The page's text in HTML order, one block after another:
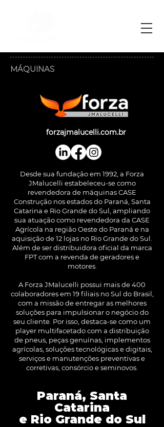
MÁQUINAS
forzajmalucelli.com.br
Desde sua fundação em 1992, a Forza
JMalucelli estabeleceu-se como
revendedora de máquinas CASE
Construção nos estados do Paraná, Santa
Catarina e Rio Grande do Sul, ampliando
sua atuação como revendedora da CASE
Agrícola na região Oeste do Paraná e na
aquisição de 12 lojas no Rio Grande do Sul.
Além de ser distribuidora oficial da marca
FPT com a revenda de geradores e
motores.
A Forza JMalucelli possui mais de 400
colaboradores em 19 filiais no Sul do Brasil,
com a missão de entregar as melhores
soluções para impulsionar o negócio do
seu cliente. Por isso, destaca-se como um
player multifacetado com a distribuição
de pneus, peças genuínas, implementos
agrícolas, soluções tecnológicas e digitais,
serviços e manutenções preventivas e
corretivas, consórcio e seminovos.
Paraná, Santa
Catarina
e Rio Grande do Sul